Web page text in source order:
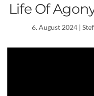
Life Of
6. August 2024|